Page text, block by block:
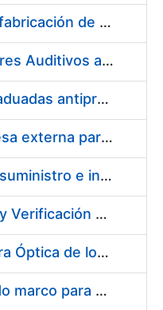
Acuerdo marco para la fabricación de piezas
Suministro de Protectores Auditivos a medida para las personas trabajadoras de los Centros de Trabajo de Madrid y Burgos
Suministro de gafas graduadas antiproyecciones para los trabajadores de la FNMT-RCM en los centros de trabajo de Madrid y Burgos
Servicios de una empresa externa para el asesoramiento y resolución de los recursos de alzada que se presentan relacionados con procesos de selección para la FNMT-RCM
Acuerdo marco para el suministro e instalación de persianas, estores y otros complementos
Servicio de Calibración y Verificación Externa de los Equipos de Medición del Servicio de Prevención de la FNMT-RCM
Conexión mediante Fibra Óptica de los Centros de Proceso de Datos (CPDs) de las sedes de la FNMT-RCM de Burgos y Madrid
Contratación de acuerdo marco para el Suministro de Material de Electricidad para la Fábrica Nacional de Moneda y Timbre-Real Casa de la Moneda en su centro de trabajo de Burgos